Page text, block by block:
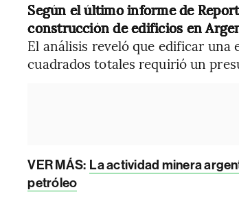
Según el último informe de
construcción de edificios en
El análisis reveló que edificar una
cuadrados totales requirió un
VER MÁS: La actividad minera
petróleo